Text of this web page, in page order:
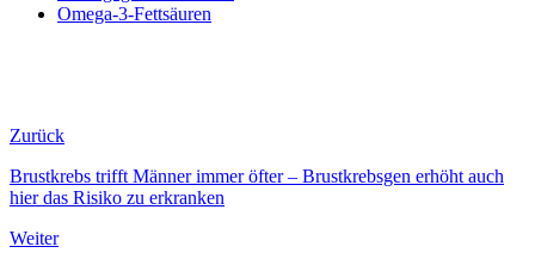
Omega-3-Fettsäuren
Zurück
Brustkrebs trifft Männer immer öfter – Brustkrebsgen erhöht auch
hier das Risiko zu erkranken
Weiter